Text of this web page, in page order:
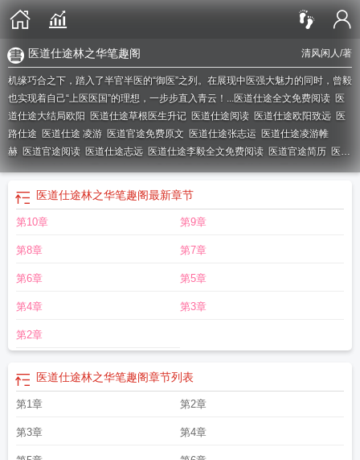
清风闲人/著
医道仕途林之华笔趣阁
机缘巧合之下，踏入了半官半医的“御医”之列。在展现中医强大魅力的同时，曾毅
也实现着自己“上医医国”的理想，一步步直入青云！...医道仕途全文免费阅读 医
道仕途大结局欧阳
医道仕途草根医生升记 医道仕途阅读 医道仕途欧阳致远 医
路仕途
医道仕途 凌游 医道官途免费原文 医道仕途张志运
医道仕途凌游帷
赫 医道官途阅读 医道仕途志远 医道仕途李毅全文免费阅读 医道官途简历 医道
仕途主绝叫凌游的医道仕途21免费阅读医道官途中医从政的医道仕途大结
医道仕途欧阳 医道仕途最新章节 医道仕途梅雨情歌笔趣阁TXT
文阅读
笔趣阁医道仕途梅雨全文免费 医道仕途林之华最新章节更新
医道仕途林之华笔趣阁最新章节
第10章 第9章
第8章 第7章
第6章 第5章
第4章 第3章
第2章
医道仕途林之华笔趣阁章节列表
第1章 第2章
第3章 第4章